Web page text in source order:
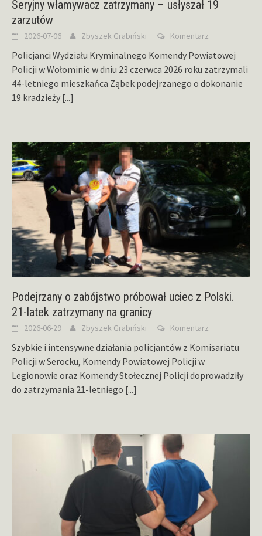
Seryjny włamywacz zatrzymany – usłyszał 19
zarzutów
2026-07-06 Zbyszek Grabiński Komentarz
Policjanci Wydziału Kryminalnego Komendy Powiatowej
Policji w Wołominie w dniu 23 czerwca 2026 roku zatrzymali
44-letniego mieszkańca Ząbek podejrzanego o dokonanie
19 kradzieży [...]
Podejrzany o zabójstwo próbował uciec z Polski.
21-latek zatrzymany na granicy
2026-06-29 Zbyszek Grabiński Komentarz
Szybkie i intensywne działania policjantów z Komisariatu
Policji w Serocku, Komendy Powiatowej Policji w
Legionowie oraz Komendy Stołecznej Policji doprowadziły
do zatrzymania 21-letniego [...]